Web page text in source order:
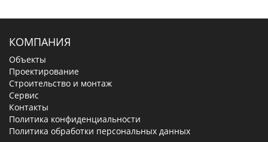
КОМПАНИЯ
Объекты
Проектирование
Строительство и монтаж
Сервис
Контакты
Политика конфиденциальности
Политика обработки персональных данных